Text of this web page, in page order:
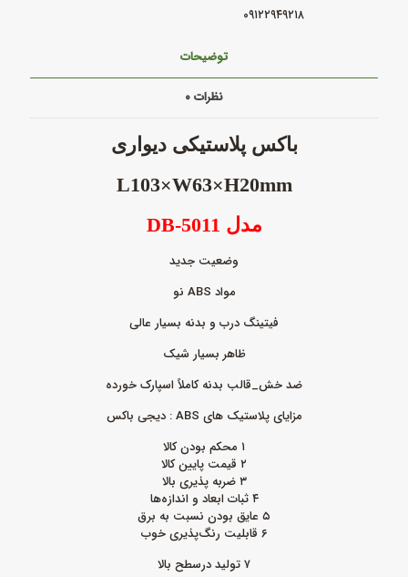
۰۹۱۲۲۹۴۹۲۱۸
توضیحات
نظرات۰
باکس پلاستیکی دیواری
L103×W63×H20mm
مدل
وضعیت جدید
مواد ABS نو
فیتینگ درب و بدنه بسیار عالی
ظاهر بسیار شیک
ضد خش_قالب بدنه کاملاً اسپارک خورده
مزایای پلاستیک های ABS : دیجی باکس
۱ محکم بودن کالا
۲ قیمت پایین کالا
۳ ضربه‌ پذیری بالا
۴ ثبات ابعاد و اندازه‌ها
۵ عایق بودن نسبت به برق
۶ قابلیت رنگ‌پذیری خوب
۷ تولید درسطح بالا